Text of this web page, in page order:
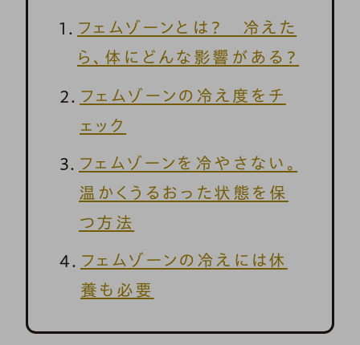
フェムゾーンとは？ 冷えた
ら、体にどんな影響がある？
フェムゾーンの冷え度をチ
ェック
フェムゾーンを冷やさない。
温かくうるおった状態を保
つ方法
フェムゾーンの冷えには休
養も必要